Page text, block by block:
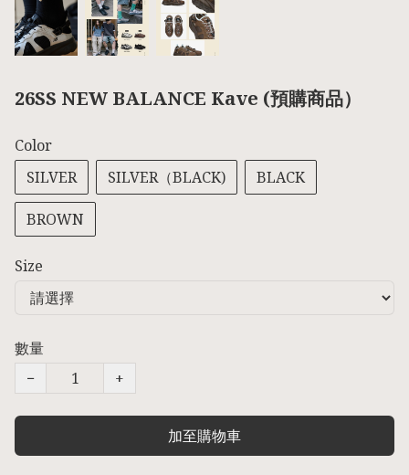
26SS NEW BALANCE Kave (預購商品）
Color
SILVER
SILVER（BLACK) BLACK
BROWN
Size
數量
−
+
加至購物車